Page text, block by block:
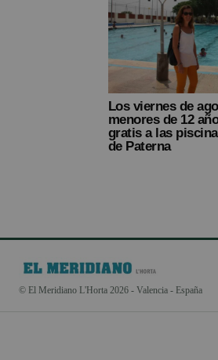
Los viernes de
menores de 12
gratis a las
de Paterna
© El Meridiano L'Horta 2026 - Valencia - España